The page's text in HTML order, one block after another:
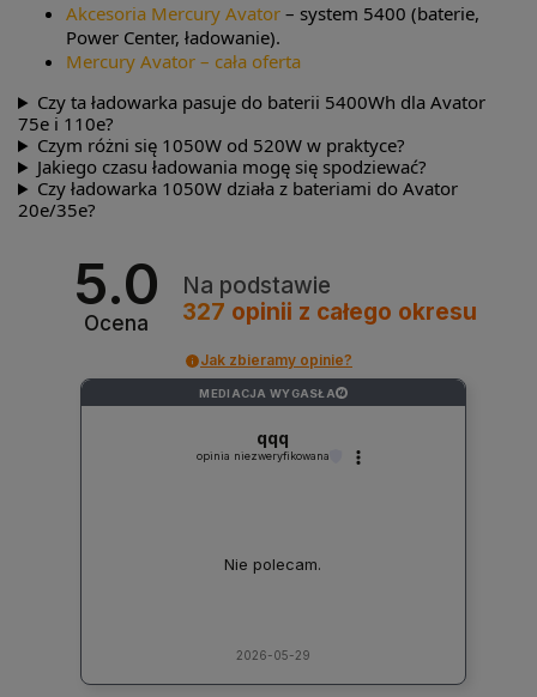
Akcesoria Mercury Avator – system 5400 (baterie,
Power Center, ładowanie).
Mercury Avator – cała oferta
Czy ta ładowarka pasuje do baterii 5400Wh dla Avator
75e i 110e?
Czym różni się 1050W od 520W w praktyce?
Jakiego czasu ładowania mogę się spodziewać?
Czy ładowarka 1050W działa z bateriami do Avator
20e/35e?
5.0
Ocena
Na podstawie
327 opinii z całego okresu
Jak zbieramy opinie?
MEDIACJA WYGASŁA ?
qqq
opinia niezweryfikowana
Nie polecam.
2026-05-29